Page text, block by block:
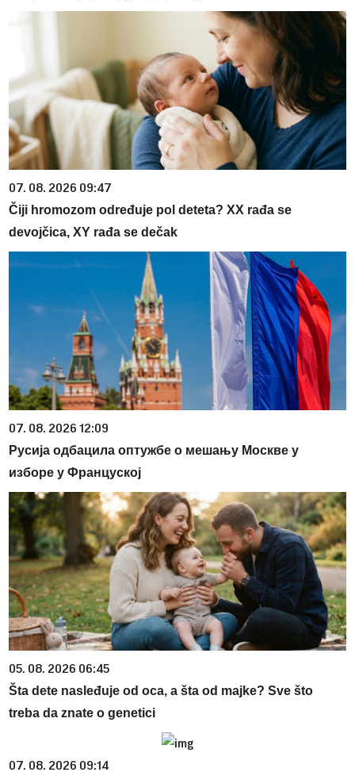
07. 08. 2026 09:47
Čiji hromozom određuje pol deteta? XX rađa se
devojčica, XY rađa se dečak
07. 08. 2026 12:09
Русијa одбацила оптужбе о мешању Москве у
изборе у Француској
05. 08. 2026 06:45
Šta dete nasleđuje od oca, a šta od majke? Sve što
treba da znate o genetici
07. 08. 2026 09:14